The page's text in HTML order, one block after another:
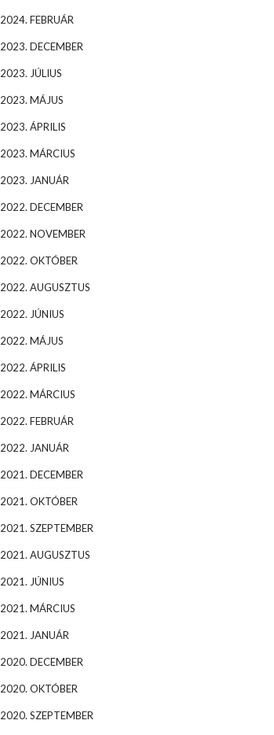
2024. FEBRUÁR
2023. DECEMBER
2023. JÚLIUS
2023. MÁJUS
2023. ÁPRILIS
2023. MÁRCIUS
2023. JANUÁR
2022. DECEMBER
2022. NOVEMBER
2022. OKTÓBER
2022. AUGUSZTUS
2022. JÚNIUS
2022. MÁJUS
2022. ÁPRILIS
2022. MÁRCIUS
2022. FEBRUÁR
2022. JANUÁR
2021. DECEMBER
2021. OKTÓBER
2021. SZEPTEMBER
2021. AUGUSZTUS
2021. JÚNIUS
2021. MÁRCIUS
2021. JANUÁR
2020. DECEMBER
2020. OKTÓBER
2020. SZEPTEMBER